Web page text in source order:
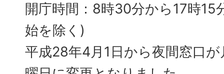
開庁時間：8時30分から17時15
始を除く)
平成28年4月1日から夜間窓口